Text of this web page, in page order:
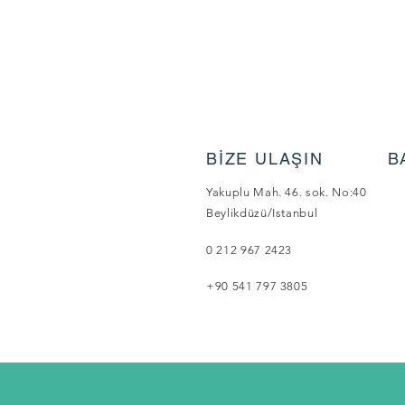
BİZE ULAŞIN
Yakuplu Mah. 46. sok. No:40
Beylikdüzü/Istanbul
0 212 967 2423
+90 541 797 3805